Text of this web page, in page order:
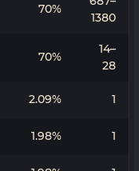
70%
1380
70%
14–
28
2.09% 1
1.98% 1